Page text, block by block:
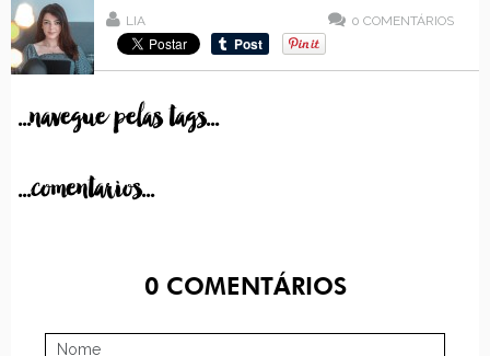
LIA 0 COMENTÁRIOS
...navegue pelas tags...
...comentarios...
0COMENTÁRIOS